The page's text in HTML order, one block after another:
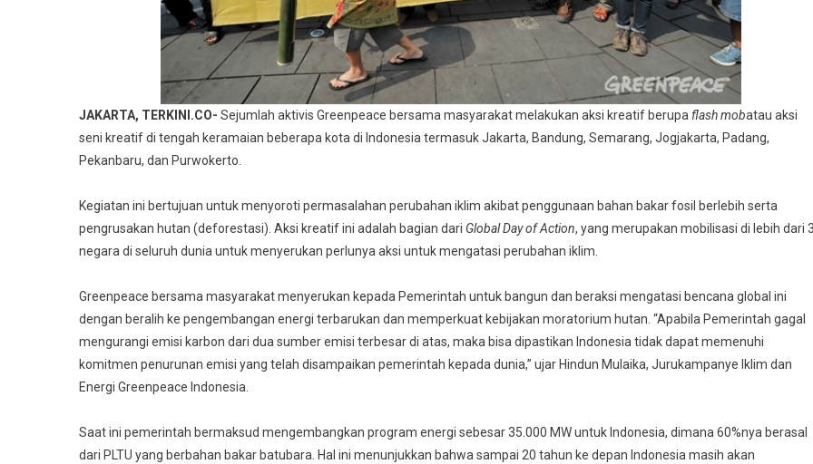
JAKARTA, TERKINI.CO- Sejumlah aktivis Greenpeace bersama masyarakat melakukan aksi kreatif berupa flash mobatau aksi
seni kreatif di tengah keramaian beberapa kota di Indonesia termasuk Jakarta, Bandung, Semarang, Jogjakarta, Padang,
Pekanbaru, dan Purwokerto.
Kegiatan ini bertujuan untuk menyoroti permasalahan perubahan iklim akibat penggunaan bahan bakar fosil berlebih serta
pengrusakan hutan (deforestasi). Aksi kreatif ini adalah bagian dari GlobalDay of Action, yang merupakan mobilisasi di lebih dari
negara di seluruh dunia untuk menyerukan perlunya aksi untuk mengatasi perubahan iklim.
Greenpeace bersama masyarakat menyerukan kepada Pemerintah untuk bangun dan beraksi mengatasi bencana global ini
dengan beralih ke pengembangan energi terbarukan dan memperkuat kebijakan moratorium hutan. “Apabila Pemerintah gagal
mengurangi emisi karbon dari dua sumber emisi terbesar di atas, maka bisa dipastikan Indonesia tidak dapat memenuhi
komitmen penurunan emisi yang telah disampaikan pemerintah kepada dunia,” ujar Hindun Mulaika, Jurukampanye Iklim dan
Energi Greenpeace Indonesia.
Saat ini pemerintah bermaksud mengembangkan program energi sebesar 35.000 MW untuk Indonesia, dimana 60%nya berasal
dari PLTU yang berbahan bakar batubara. Hal ini menunjukkan bahwa sampai 20 tahun ke depan Indonesia masih akan